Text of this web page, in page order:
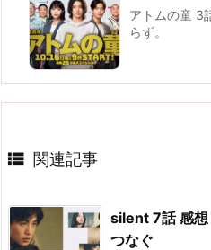
アトムの童 3
らず。
 関連記事
silent 7話 感想
つなぐ